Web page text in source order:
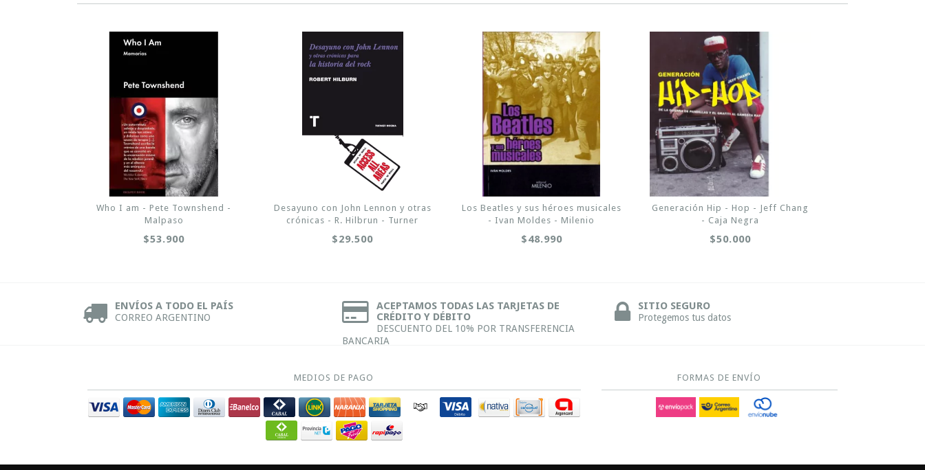
Who I am - Pete Townshend -
Malpaso
$53.900
Desayuno con John Lennon y otras
crónicas - R. Hilbrun - Turner
$29.500
Los Beatles y sus héroes musicales
- Ivan Moldes - Milenio
$48.990
Generación Hip - Hop - Jeff Chang
- Caja Negra
$50.000
ENVÍOS A TODO EL PAÍS
CORREO ARGENTINO
ACEPTAMOS TODAS LAS TARJETAS DE
CRÉDITO Y DÉBITO
DESCUENTO DEL 10% POR TRANSFERENCIA
BANCARIA
SITIO SEGURO
Protegemos tus datos
MEDIOS DE PAGO FORMAS DE ENVÍO